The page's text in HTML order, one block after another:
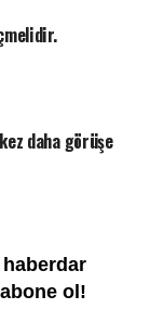
daha görüşe
ol!